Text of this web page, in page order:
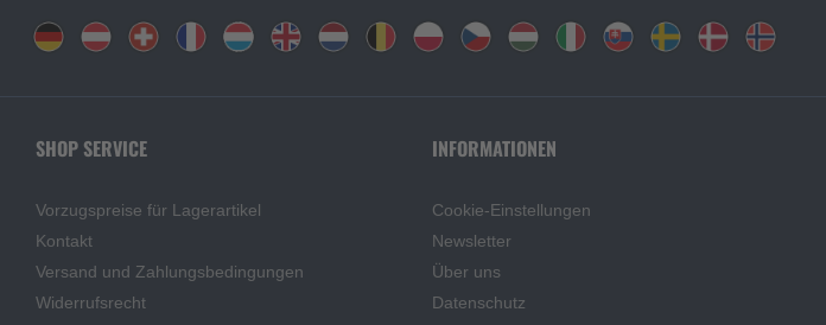
SHOP SERVICE
Vorzugspreise für Lagerartikel
Kontakt
Versand und Zahlungsbedingungen
Widerrufsrecht
INFORMATIONEN
Cookie-Einstellungen
Newsletter
Über uns
Datenschutz